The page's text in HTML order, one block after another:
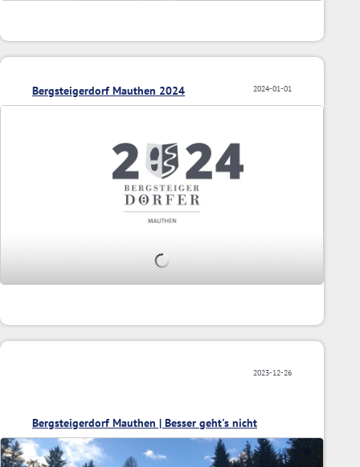
2024-01-01
Bergsteigerdorf Mauthen 2024
2023-12-26
Bergsteigerdorf Mauthen | Besser geht's nicht